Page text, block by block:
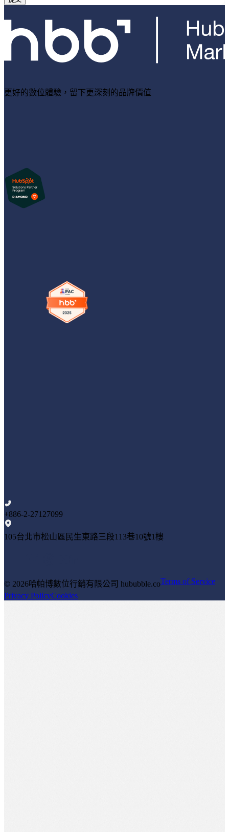
更好的數位體驗，留下更深刻的品牌價值
+886-2-27127099
105台北市松山區民生東路三段113巷10號1樓
© 2026哈帕博數位行銷有限公司 hububble.coTerms of Service
Privacy PolicyCookies